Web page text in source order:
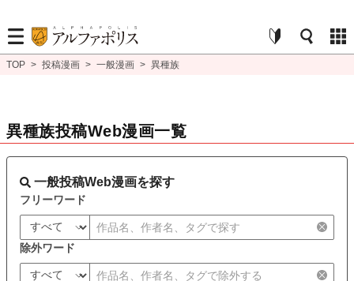
TOP > 投稿漫画 > 一般漫画 > 異種族
異種族投稿Web漫画一覧
一般投稿Web漫画を探す
フリーワード
除外ワード